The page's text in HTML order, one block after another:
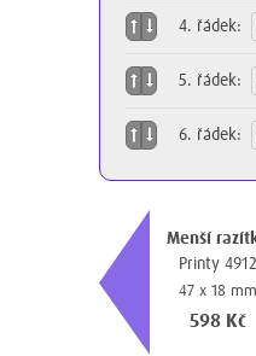
4. řádek:
5. řádek:
6. řádek:
Menší
Printy 4912
47 x 18 mm
598 Kč